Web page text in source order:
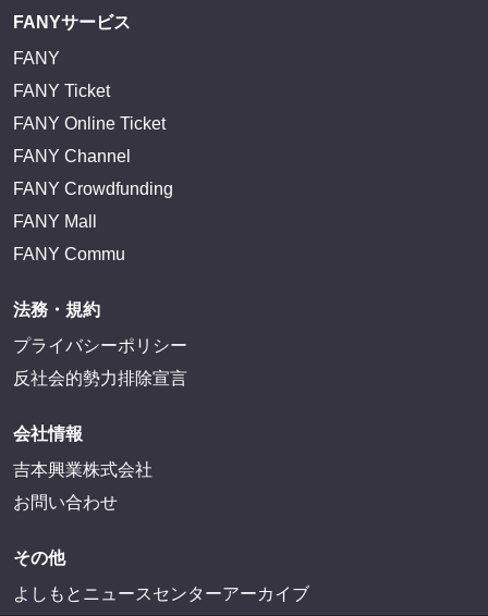
FANYサービス
FANY
FANY Ticket
FANY Online Ticket
FANY Channel
FANY Crowdfunding
FANY Mall
FANY Commu
法務・規約
プライバシーポリシー
反社会的勢力排除宣言
会社情報
吉本興業株式会社
お問い合わせ
その他
よしもとニュースセンターアーカイブ